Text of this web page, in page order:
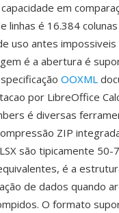
em
linhas é 16.384
uso antes
é a abertura é
OOXML
por LibreOffice
é diversas
ZIP
são tipicamente 50-
é a
de dados quando
O formato